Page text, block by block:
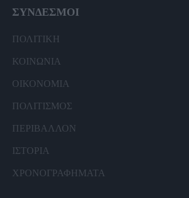
ΣΥΝΔΕΣΜΟΙ
ΠΟΛΙΤΙΚΗ
ΚΟΙΝΩΝΙΑ
ΟΙΚΟΝΟΜΙΑ
ΠΟΛΙΤΙΣΜΟΣ
ΠΕΡΙΒΑΛΛΟΝ
ΙΣΤΟΡΙΑ
ΧΡΟΝΟΓΡΑΦΗΜΑΤΑ